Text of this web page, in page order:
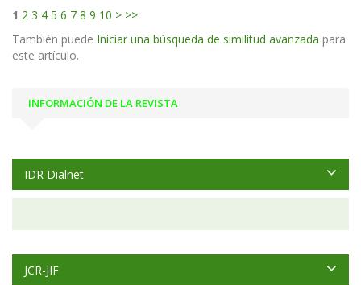
1 2 3 4 5 6 7 8 9 10 > >>
También puede Iniciar una búsqueda de similitud avanzada para
este artículo.
INFORMACIÓN DE LA REVISTA
IDR Dialnet
JCR-JIF